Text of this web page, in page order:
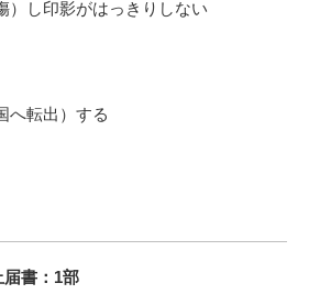
）し印影がはっきりしない
へ転出）する
届書：1部